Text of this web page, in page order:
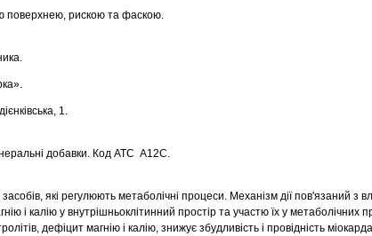
поверхнею, рискою та фаскою.
1.
добавки. Код АТС А12С.
які регулюють метаболічні процеси. Механізм дії пов'язаний з
і калію у внутрішньоклітинний простір та участю їх у метаболічних
дефіцит магнію і калію, знижує збудливість і провідність